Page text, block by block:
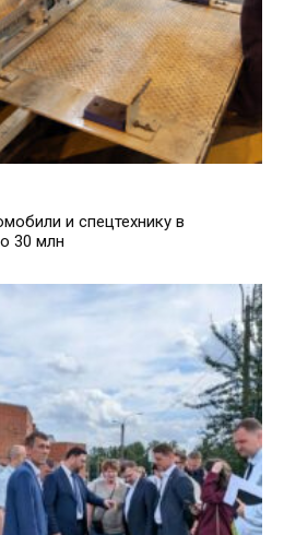
и спецтехнику в
30 млн